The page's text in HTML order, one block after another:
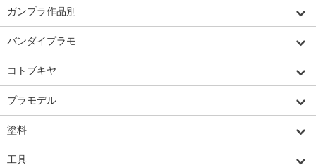
ガンプラ作品別
バンダイプラモ
コトブキヤ
プラモデル
塗料
工具